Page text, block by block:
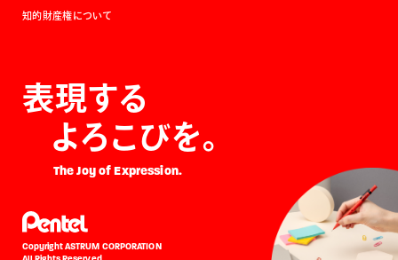
知的財産権について
表現する
よろこびを。
The Joy of Expression.
Copyright ASTRUM CORPORATION